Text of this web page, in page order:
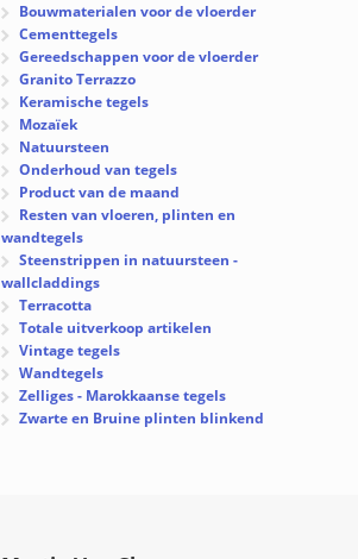
Bouwmaterialen voor de vloerder
Cementtegels
Gereedschappen voor de vloerder
Granito Terrazzo
Keramische tegels
Mozaïek
Natuursteen
Onderhoud van tegels
Product van de maand
Resten van vloeren, plinten en
wandtegels
Steenstrippen in natuursteen -
wallcladdings
Terracotta
Totale uitverkoop artikelen
Vintage tegels
Wandtegels
Zelliges - Marokkaanse tegels
Zwarte en Bruine plinten blinkend